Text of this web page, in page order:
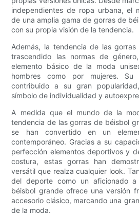
independientes de ropa urbana, el
de una amplia gama de gorras de
con su propia visión de la tendencia.
Además, la tendencia de las
trascendido las normas de
elemento básico de la moda
hombres como por mujeres. Su
contribuido a su gran
símbolo de individualidad y
A medida que el mundo de la
tendencia de las gorras de béisbol
se han convertido en un
contemporáneo. Gracias a su
perfección elementos deportivos y
costura, estas gorras han
versátil que realza cualquier look.
del deporte como un aficionado
béisbol grande ofrece una versión
accesorio clásico, marcando una
de la moda.